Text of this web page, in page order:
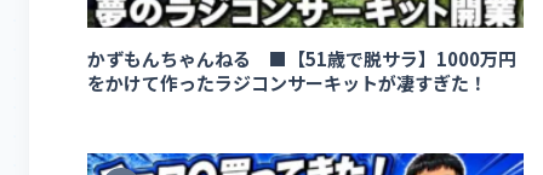
かずもんちゃんねる ■【51歳で脱サラ】1000万円
をかけて作ったラジコンサーキットが凄すぎた！